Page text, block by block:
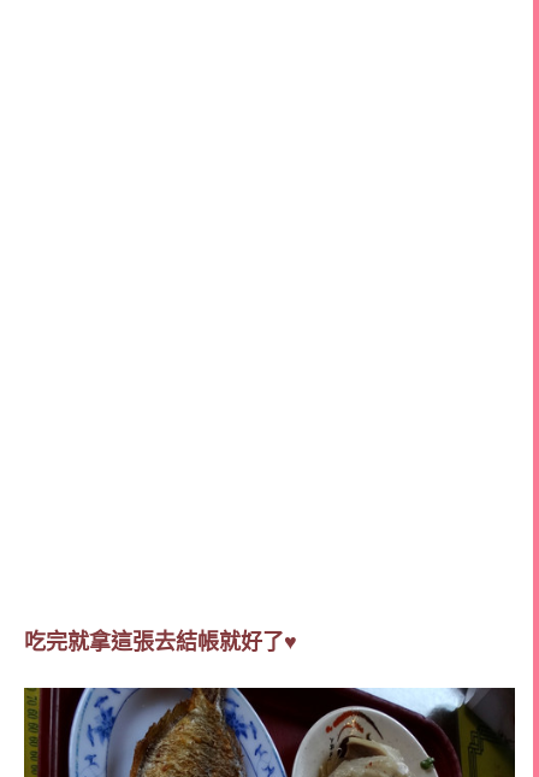
吃完就拿這張去結帳就好了♥